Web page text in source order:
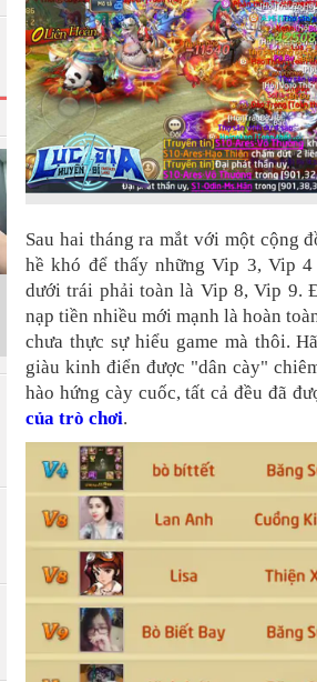
Sau hai tháng ra mắt với một cộng
hề khó để thấy những Vip 3, Vip
dưới trái phải toàn là Vip 8, Vip 9.
nạp tiền nhiều mới mạnh là hoàn
chưa thực sự hiểu game mà thôi.
giàu kinh điển được "dân cày"
hào hứng cày cuốc, tất cả đều đã
của trò chơi.